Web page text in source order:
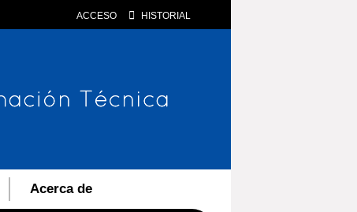
ACCESO HISTORIAL
Acerca de